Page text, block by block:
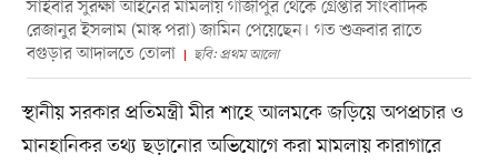
সাইবার সুরক্ষা আইনের মামলায় গাজীপুর থেকে গ্রেপ্তার সাংবাদিক
রেজানুর ইসলাম (মাস্ক পরা) জামিন পেয়েছেন। গত শুক্রবার রাতে
বগুড়ার আদালতে তোলা
ছবি: প্রথম আলো
স্থানীয় সরকার প্রতিমন্ত্রী মীর শাহে আলমকে জড়িয়ে অপপ্রচার ও
মানহানিকর তথ্য ছড়ানোর অভিযোগে করা মামলায় কারাগারে